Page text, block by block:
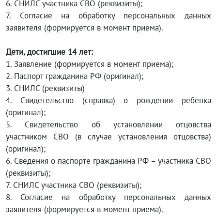
6. СНИЛС участника СВО (реквизиты);
7. Согласие на обработку персональных данных
заявителя (формируется в момент приема).
Дети, достигшие 14 лет:
1. Заявление (формируется в момент приема);
2. Паспорт гражданина РФ (оригинал);
3. СНИЛС (реквизиты)
4. Свидетельство (справка) о рождении ребенка
(оригинал);
5. Свидетельство об установлении отцовства
участником СВО (в случае установления отцовства)
(оригинал);
6. Сведения о паспорте гражданина РФ – участника СВО
(реквизиты);
7. СНИЛС участника СВО (реквизиты);
8. Согласие на обработку персональных данных
заявителя (формируется в момент приема).